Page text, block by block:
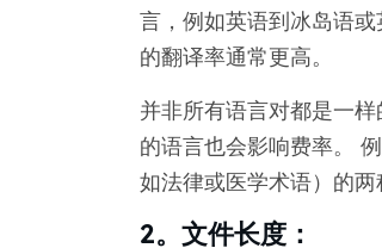
言，例如英语到冰岛语
的翻译率通常更高。
并非所有语言对都是一
的语言也会影响费率。
如法律或医学术语）的两
2。文件长度：